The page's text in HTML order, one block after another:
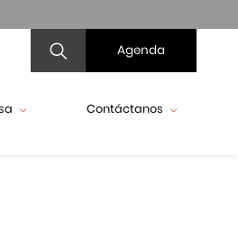
Agenda
Contáctanos